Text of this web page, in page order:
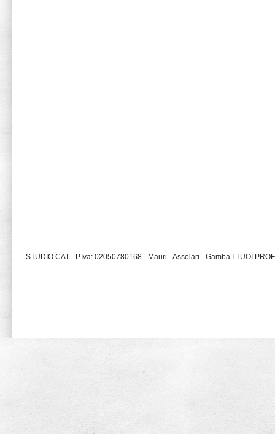
STUDIO CAT - P.Iva: 02050780168 - Mauri - Assolari - Gamba I TUOI